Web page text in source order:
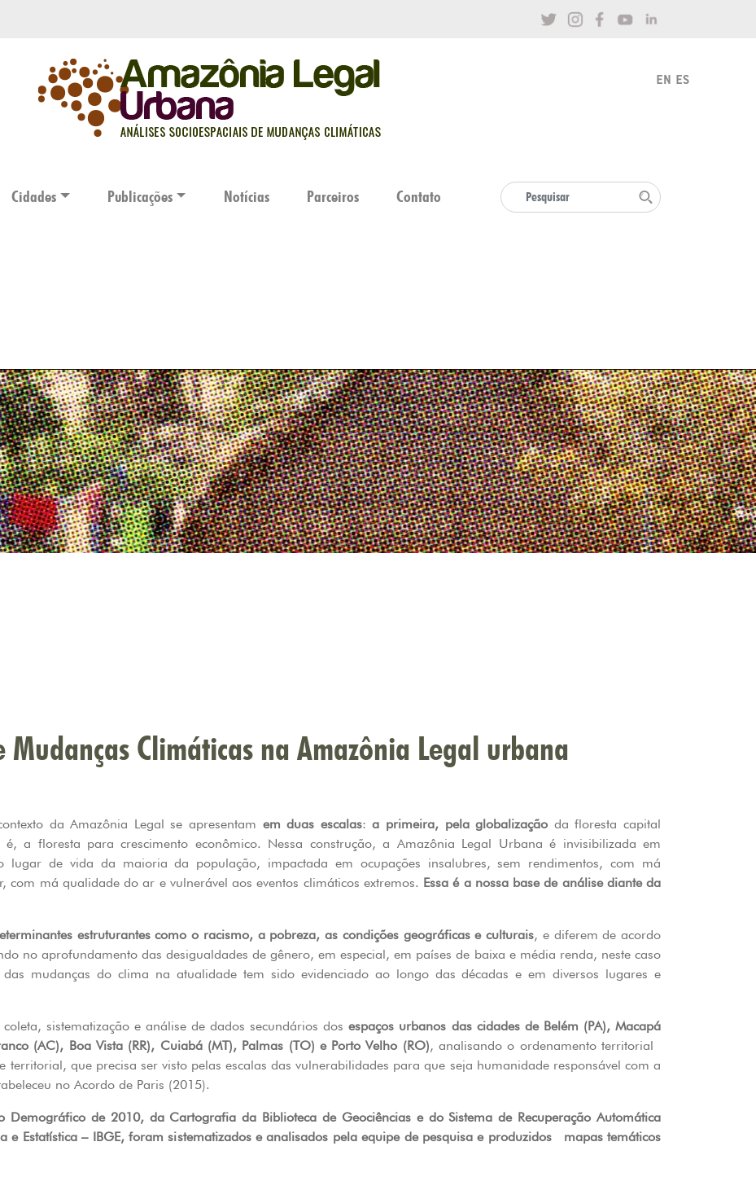
Cidades Publicações Notícias Parceiros Contato
Mudanças Climáticas na Amazônia Legal urbana
da Amazônia Legal se apresentam em duas escalas:a primeira, pela globalização da floresta capital
a floresta para crescimento econômico. Nessa construção, a Amazônia Legal Urbana é invisibilizada em
lugar de vida da maioria da população, impactada em ocupações insalubres, sem rendimentos, com má
má qualidade do ar e vulnerável aos eventos climáticos extremos. Essa é a nossa base de análise diante da
estruturantes como o racismo, a pobreza, as condições geográficas e culturais, e diferem de acordo
no aprofundamento das desigualdades de gênero, em especial, em países de baixa e média renda, neste caso
mudanças do clima na atualidade tem sido evidenciado ao longo das décadas e em diversos lugares e
sistematização e análise de dados secundários dosespaços urbanos das cidades de Belém (PA), Macapá
(AC), Boa Vista (RR), Cuiabá (MT), Palmas (TO) e Porto Velho (RO), analisando o ordenamento territorial
territorial, que precisa ser visto pelas escalas das vulnerabilidades para que seja humanidade responsável com a
no Acordo de Paris (2015).
de 2010, da Cartografia da Biblioteca de Geociências e do Sistema de Recuperação Automática
e Estatística – IBGE, foram sistematizados e analisados pela equipe de pesquisa e produzidos mapas temáticos